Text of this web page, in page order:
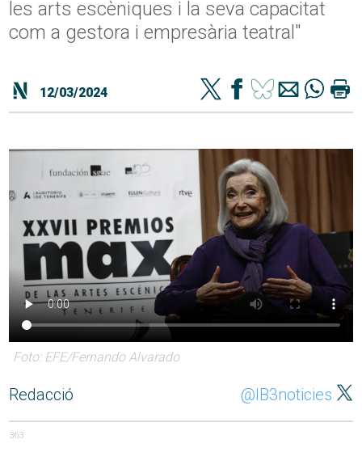
les arts escèniques i la seva capacitat
com a gestora i empresària teatral"
12/03/2024
Foto: EFE/Fernando Alvarado
Redacció @IB3noticies
363